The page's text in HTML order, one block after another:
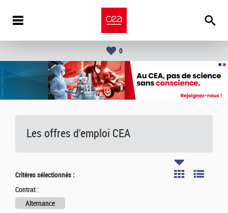
0
Les offres d'emploi CEA
Critères sélectionnés :
Contrat :
Alternance